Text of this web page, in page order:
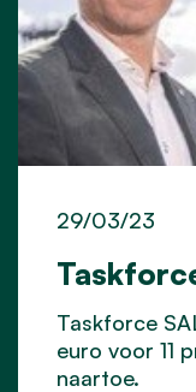
29/03/23
Taskforce
euro voor 11
naartoe.